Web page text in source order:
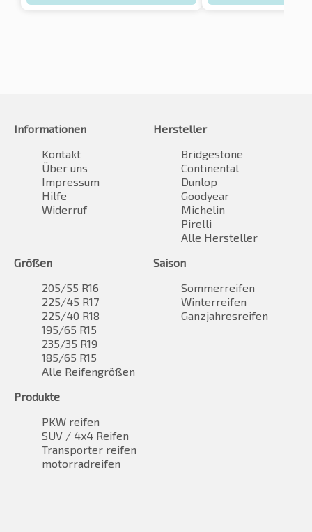
Informationen
Kontakt
Über uns
Impressum
Hilfe
Widerruf
Hersteller
Bridgestone
Continental
Dunlop
Goodyear
Michelin
Pirelli
Alle Hersteller
Größen
205/55 R16
225/45 R17
225/40 R18
195/65 R15
235/35 R19
185/65 R15
Alle Reifengrößen
Saison
Sommerreifen
Winterreifen
Ganzjahresreifen
Produkte
PKW reifen
SUV / 4x4 Reifen
Transporter reifen
motorradreifen